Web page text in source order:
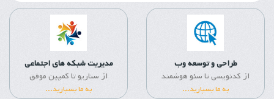
طراحی و توسعه وب
از کدنویسی تا سئو هوشمند
به ما بسپارید...
مدیریت شبکه های اجتماعی
از سناریو تا کمپین موفق
به ما بسپارید...